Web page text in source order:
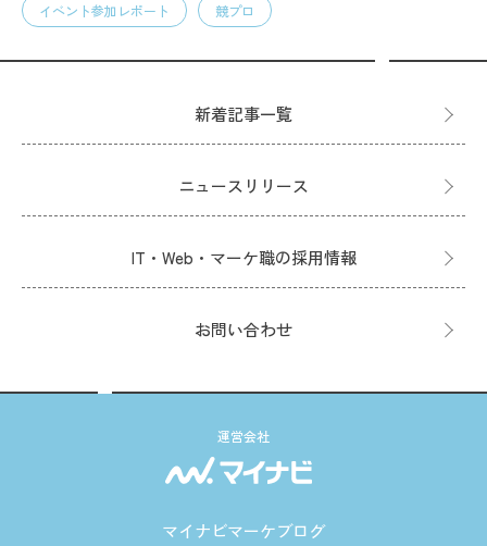
イベント参加レポート 競プロ
新着記事一覧
ニュースリリース
IT・Web・マーケ職の採用情報
お問い合わせ
運営会社
マイナビマーケブログ